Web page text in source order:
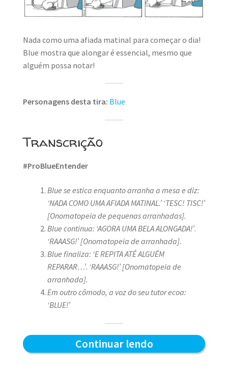
MINHA CONTA
CARRINHO
Search
for:
Nada como uma afiada matinal para começar o dia!
Blue mostra que alongar é essencial, mesmo que
alguém possa notar!
Personagens desta tira: Blue
Transcrição
#ProBlueEntender
Blue se estica enquanto arranha a mesa e diz:
‘NADA COMO UMA AFIADA MATINAL.’ ‘TESC! TISC!’
[Onomatopeia de pequenas arranhadas].
Blue continua: ‘AGORA UMA BELA ALONGADA!’.
‘RAAASG!’ [Onomatopeia de arranhada].
Blue finaliza: ‘E REPITA ATÉ ALGUÉM
REPARAR…’. ‘RAAASG!’ [Onomatopeia de
arranhada].
Em outro cômodo, a voz do seu tutor ecoa:
‘BLUE!’
Continuar lendoAfiada